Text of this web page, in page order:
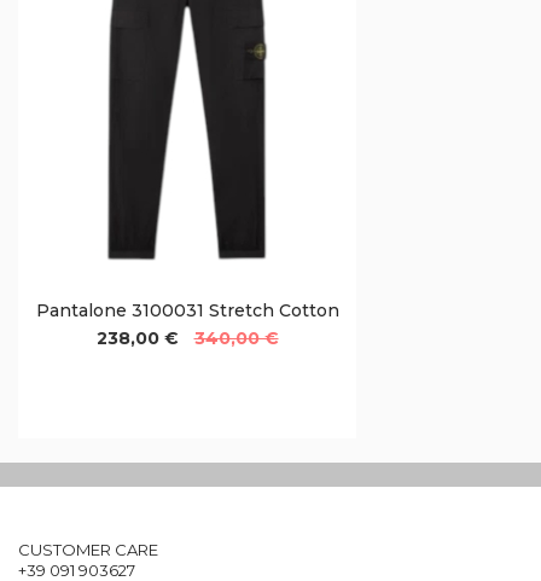
Pantalone 3100031 Stretch Cotton
238,00 €
340,00 €
CUSTOMER CARE
+39 091 903627